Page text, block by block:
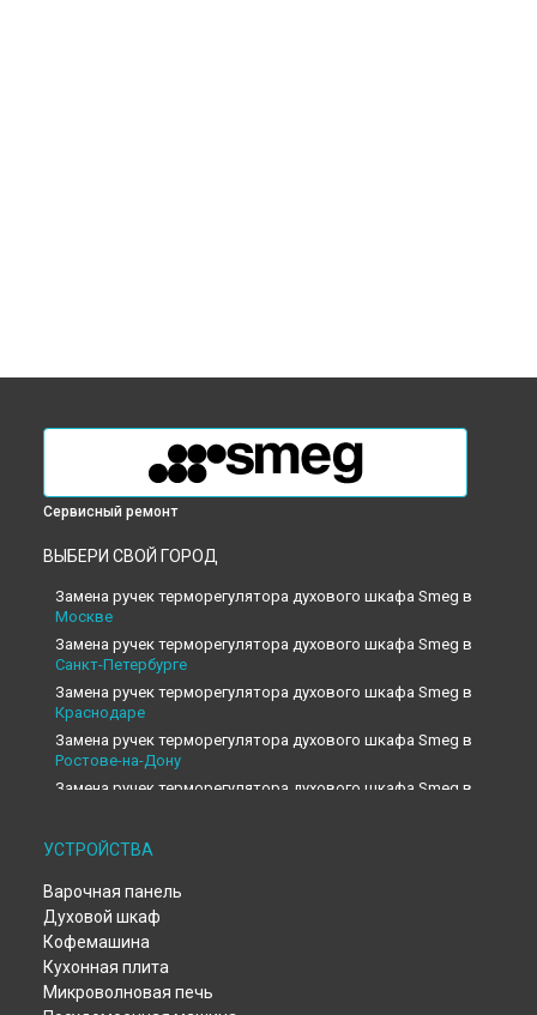
Сервисный ремонт
ВЫБЕРИ СВОЙ ГОРОД
Замена ручек терморегулятора духового шкафа Smeg в
Москве
Замена ручек терморегулятора духового шкафа Smeg в
Санкт-Петербурге
Замена ручек терморегулятора духового шкафа Smeg в
Краснодаре
Замена ручек терморегулятора духового шкафа Smeg в
Ростове-на-Дону
Замена ручек терморегулятора духового шкафа Smeg в
Замена ручек терморегулятора духового шкафа Smeg в
Новосибирске
Замена ручек терморегулятора духового шкафа Smeg в
Челябинске
Замена ручек терморегулятора духового шкафа Smeg в
Екатеринбурге
Замена ручек терморегулятора духового шкафа Smeg в
Казани
УСТРОЙСТВА
Варочная панель
Духовой шкаф
Кофемашина
Кухонная плита
Микроволновая печь